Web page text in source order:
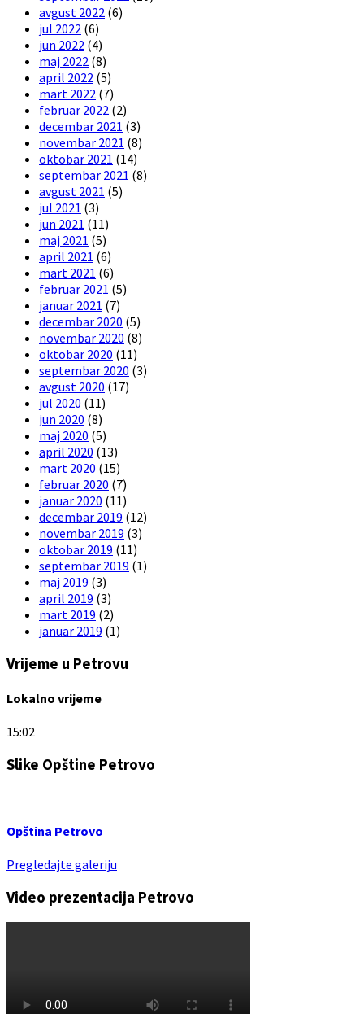
avgust 2022 (6)
jul 2022 (6)
jun 2022 (4)
maj 2022 (8)
april 2022 (5)
mart 2022 (7)
februar 2022 (2)
decembar 2021 (3)
novembar 2021 (8)
oktobar 2021 (14)
septembar 2021 (8)
avgust 2021 (5)
jul 2021 (3)
jun 2021 (11)
maj 2021 (5)
april 2021 (6)
mart 2021 (6)
februar 2021 (5)
januar 2021 (7)
decembar 2020 (5)
novembar 2020 (8)
oktobar 2020 (11)
septembar 2020 (3)
avgust 2020 (17)
jul 2020 (11)
jun 2020 (8)
maj 2020 (5)
april 2020 (13)
mart 2020 (15)
februar 2020 (7)
januar 2020 (11)
decembar 2019 (12)
novembar 2019 (3)
oktobar 2019 (11)
septembar 2019 (1)
maj 2019 (3)
april 2019 (3)
mart 2019 (2)
januar 2019 (1)
Vrijeme u Petrovu
Lokalno vrijeme
15:02
Slike Opštine Petrovo
Opština Petrovo
Pregledajte galeriju
Video prezentacija Petrovo